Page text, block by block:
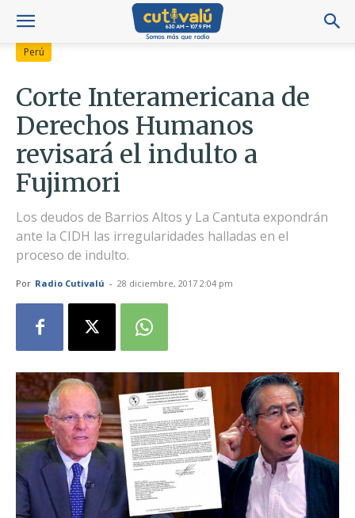
Perú
Corte Interamericana de
Derechos Humanos
revisará el indulto a
Fujimori
Los deudos de Barrios Altos y La Cantuta expondrán
ante la CIDH las irregularidades halladas en el
proceso de indulto.
Por Radio Cutivalú - 28 diciembre, 2017 2:04 pm